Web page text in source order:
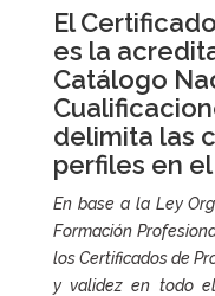
El
es la
Catálogo
delimita las
perfiles en
En base a la Ley
Formación
los Certificados de
y validez en todo